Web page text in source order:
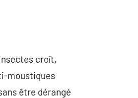
croît,
moustiques
être dérangé